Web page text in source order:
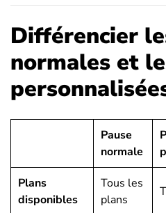
Différencier
normales et
Pause
normale
Plans
disponibles
Tous les
plans